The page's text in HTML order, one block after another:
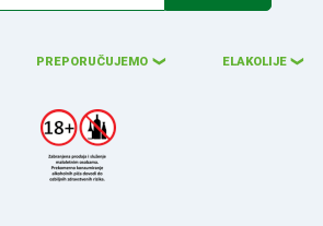
PREPORUČUJEMO ❮ ELAKOLIJE ❮